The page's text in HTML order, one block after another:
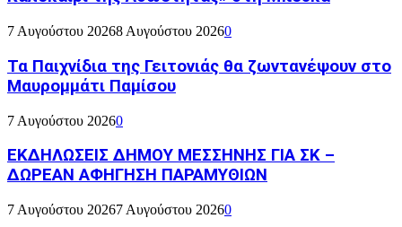
7 Αυγούστου 20268 Αυγούστου 20260
Τα Παιχνίδια της Γειτονιάς θα ζωντανέψουν στο
Μαυρομμάτι Παμίσου
7 Αυγούστου 20260
ΕΚΔΗΛΩΣΕΙΣ ΔΗΜΟΥ ΜΕΣΣΗΝΗΣ ΓΙΑ ΣΚ –
ΔΩΡΕΑΝ ΑΦΗΓΗΣΗ ΠΑΡΑΜΥΘΙΩΝ
7 Αυγούστου 20267 Αυγούστου 20260